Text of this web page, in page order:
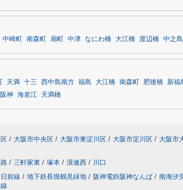
中崎町 南森町 扇町 中津 なにわ橋 大江橋 渡辺橋 中之島
天満 十三 西中島南方 福島 大江橋 南森町 肥後橋 新福
神 海老江 天満橋
/ 大阪市中央区 / 大阪市東淀川区 / 大阪市淀川区 / 大阪市
/ 三軒家東 / 塚本 / 浪速西 / 川口
前線 / 地下鉄長堀鶴見緑地 / 阪神電鉄阪神なんば / 南海汐